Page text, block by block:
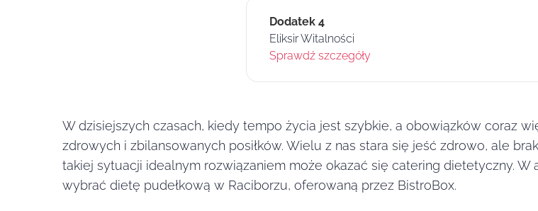
Dodatek 4
Eliksir Witalności
Sprawdź szczegóły
W dzisiejszych czasach, kiedy tempo życia jest szybkie, a obowiązków coraz
zdrowych i zbilansowanych posiłków. Wielu z nas stara się jeść zdrowo, ale
takiej sytuacji idealnym rozwiązaniem może okazać się catering dietetyczny.
wybrać dietę pudełkową w Raciborzu, oferowaną przez BistroBox.